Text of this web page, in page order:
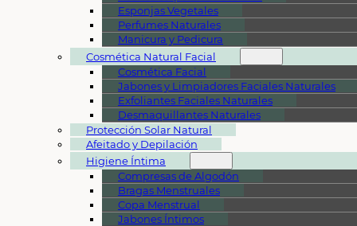
Esponjas Vegetales
Perfumes Naturales
Manicura y Pedicura
Cosmética Natural Facial
Cosmética Facial
Jabones y Limpiadores Faciales Naturales
Exfoliantes Faciales Naturales
Desmaquillantes Naturales
Protección Solar Natural
Afeitado y Depilación
Higiene Íntima
Compresas de Algodón
Bragas Menstruales
Copa Menstrual
Jabones Íntimos